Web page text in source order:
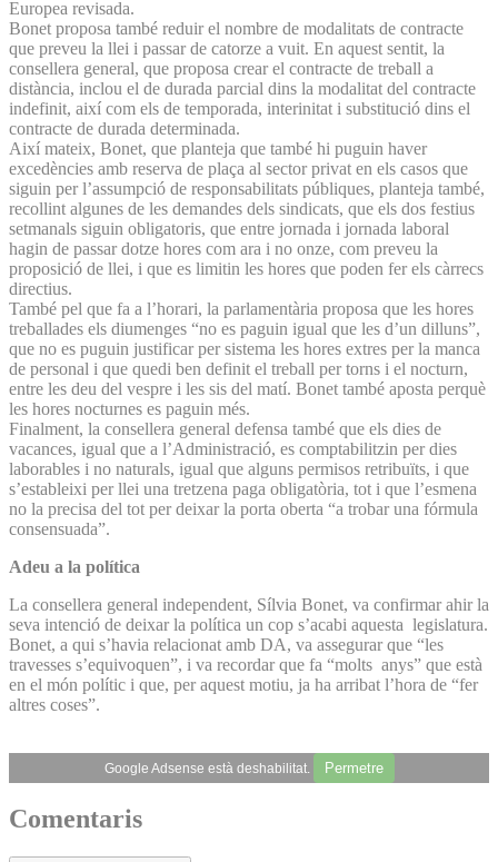
Europea revisada.
Bonet proposa també reduir el nombre de modalitats de contracte
que preveu la llei i passar de catorze a vuit. En aquest sentit, la
consellera general, que proposa crear el contracte de treball a
distància, inclou el de durada parcial dins la modalitat del contracte
indefinit, així com els de temporada, interinitat i substitució dins el
contracte de durada determinada.
Així mateix, Bonet, que planteja que també hi puguin haver
excedències amb reserva de plaça al sector privat en els casos que
siguin per l’assumpció de responsabilitats públiques, planteja també,
recollint algunes de les demandes dels sindicats, que els dos festius
setmanals siguin obligatoris, que entre jornada i jornada laboral
hagin de passar dotze hores com ara i no onze, com preveu la
proposició de llei, i que es limitin les hores que poden fer els càrrecs
directius.
També pel que fa a l’horari, la parlamentària proposa que les hores
treballades els diumenges “no es paguin igual que les d’un dilluns”,
que no es puguin justificar per sistema les hores extres per la manca
de personal i que quedi ben definit el treball per torns i el nocturn,
entre les deu del vespre i les sis del matí. Bonet també aposta perquè
les hores nocturnes es paguin més.
Finalment, la consellera general defensa també que els dies de
vacances, igual que a l’Administració, es comptabilitzin per dies
laborables i no naturals, igual que alguns permisos retribuïts, i que
s’estableixi per llei una tretzena paga obligatòria, tot i que l’esmena
no la precisa del tot per deixar la porta oberta “a trobar una fórmula
consensuada”.
Adeu a la política
La consellera general independent, Sílvia Bonet, va confirmar ahir la
seva intenció de deixar la política un cop s’acabi aquesta legislatura.
Bonet, a qui s’havia relacionat amb DA, va assegurar que “les
travesses s’equivoquen”, i va recordar que fa “molts anys” que està
en el món polític i que, per aquest motiu, ja ha arribat l’hora de “fer
altres coses”.
Google Adsense està deshabilitat. Permetre
Comentaris